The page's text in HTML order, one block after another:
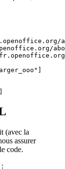
(avec la
assurer
code.